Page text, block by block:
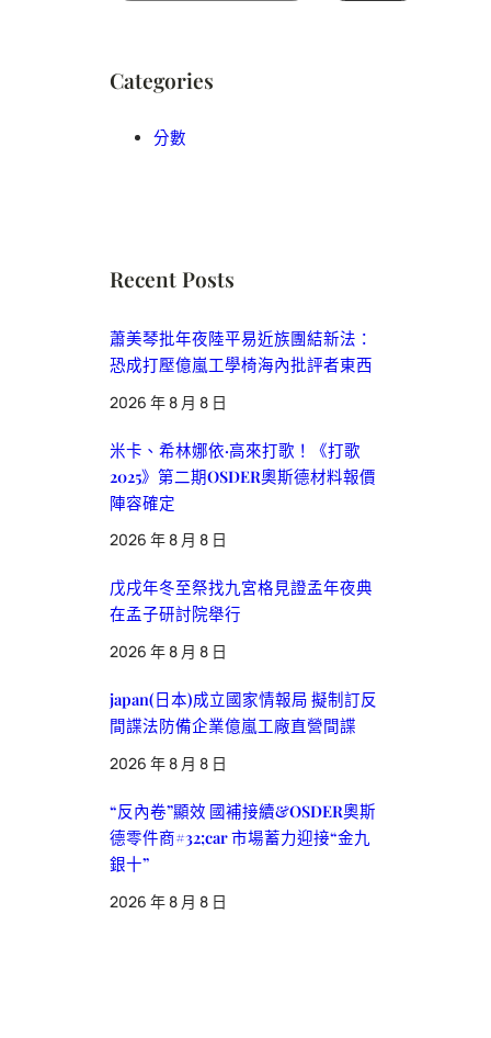
Categories
分數
Recent Posts
蕭美琴批年夜陸平易近族團結新法：
恐成打壓億嵐工學椅海內批評者東西
2026 年 8 月 8 日
米卡、希林娜依·高來打歌！《打歌
2025》第二期OSDER奧斯德材料報價
陣容確定
2026 年 8 月 8 日
戊戌年冬至祭找九宮格見證孟年夜典
在孟子研討院舉行
2026 年 8 月 8 日
japan(日本)成立國家情報局 擬制訂反
間諜法防備企業億嵐工廠直營間諜
2026 年 8 月 8 日
“反內卷”顯效 國補接續&OSDER奧斯
德零件商#32;car 市場蓄力迎接“金九
銀十”
2026 年 8 月 8 日